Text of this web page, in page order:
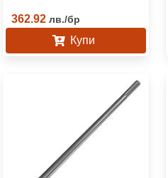
362.92 лв./бр
Купи